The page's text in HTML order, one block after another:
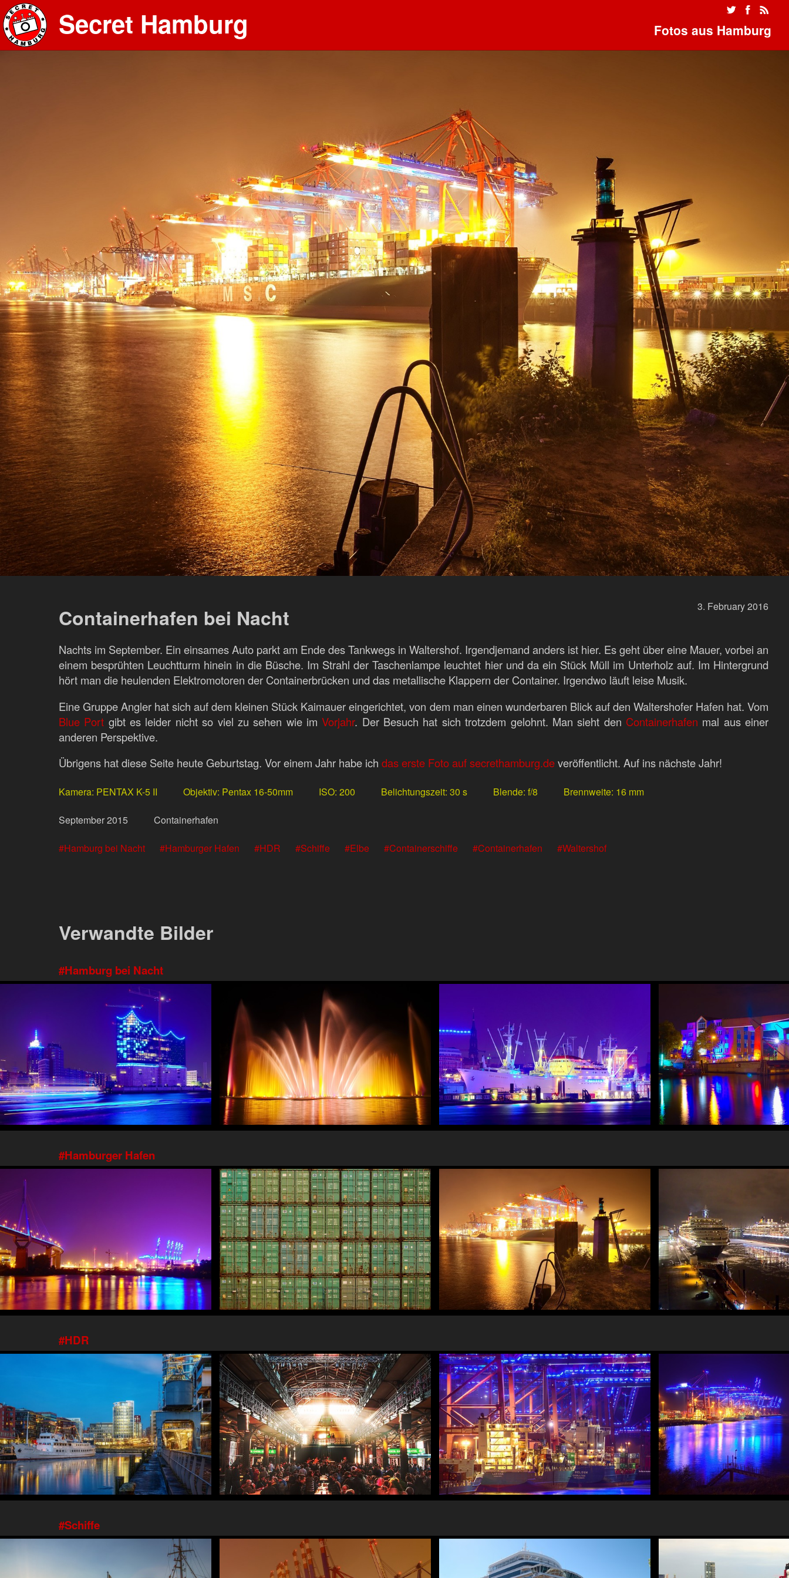
Fotos aus Hamburg
Secret Hamburg
3. February2016
Containerhafen bei Nacht
Nachts im September. Ein einsames Auto parkt am Ende des Tankwegs in Waltershof. Irgendjemand anders ist hier. Es geht über eine Mauer, vorbei an
einem besprühten Leuchtturm hinein in die Büsche. Im Strahl der Taschenlampe leuchtet hier und da ein Stück Müll im Unterholz auf. Im Hintergrund
hört man die heulenden Elektromotoren der Containerbrücken und das metallische Klappern der Container. Irgendwo läuft leise Musik.
Eine Gruppe Angler hat sich auf dem kleinen Stück Kaimauer eingerichtet, von dem man einen wunderbaren Blick auf den Waltershofer Hafen hat. Vom
Blue Port gibt es leider nicht so viel zu sehen wie imVorjahr. Der Besuch hat sich trotzdem gelohnt. Man sieht den Containerhafen mal aus einer
anderen Perspektive.
Übrigens hat diese Seite heute Geburtstag. Vor einem Jahr habe ich das erste Foto auf secrethamburg.deveröffentlicht. Auf ins nächste Jahr!
Kamera PENTAX K-5 II Objektiv Pentax 16-50mm ISO 200 Belichtungszeit 30 s Blende f/8 Brennweite 16 mm
September2015 Containerhafen
Hamburg bei Nacht Hamburger Hafen HDR Schiffe Elbe Containerschiffe Containerhafen Waltershof
Verwandte Bilder
Hamburg bei Nacht
Hamburger Hafen
HDR
Schiffe